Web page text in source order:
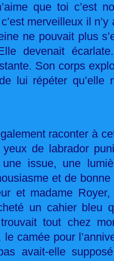
que toi c’est
merveilleux il
ne pouvait plus
devenait
Son corps
lui répéter qu’elle
raconter à
de labrador
issue, une
et de
et madame
un cahier bleu
tout chez
camée pour
avait-elle